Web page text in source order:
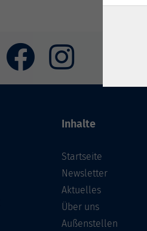
Inhalte
Startseite
Newsletter
Aktuelles
Über uns
Außenstellen